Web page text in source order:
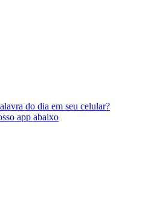
do dia em seu celular?
app abaixo